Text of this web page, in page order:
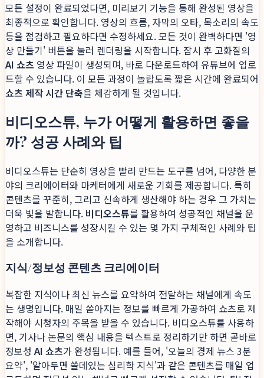
모든 설정이 완료되었다면, 미리보기 기능을 통해 완성된 영상을
최종적으로 확인합니다. 영상의 흐름, 자막의 오타, 목소리의 속도
등을 점검하고 필요하다면 수정하세요. 모든 것이 완벽하다면 '영
상 만들기' 버튼을 눌러 렌더링을 시작합니다. 잠시 후 고화질의
AI 쇼츠 영상 파일이 생성되며, 바로 다운로드하여 유튜브에 업로
드할 수 있습니다. 이 모든 과정이 놀랍도록 짧은 시간에 완료되어
쇼츠 제작 시간 단축을 체감하게 될 것입니다.
비디오스튜, 누가 어떻게 활용하면 좋을
까? 성공 사례와 팁
비디오스튜는 단순히 영상을 빨리 만드는 도구를 넘어, 다양한 분
야의 크리에이터와 마케터에게 새로운 기회를 제공합니다. 특히
콘텐츠를 꾸준히, 그리고 신속하게 생산해야 하는 경우 그 가치는
더욱 빛을 발합니다. 비디오스튜를 활용하여 성공적인 채널을 운
영하고 비즈니스를 성장시킬 수 있는 몇 가지 구체적인 사례와 팁
을 소개합니다.
지식/정보성 콘텐츠 크리에이터
복잡한 지식이나 최신 뉴스를 요약하여 전달하는 채널에게 속도
는 생명입니다. 매일 쏟아지는 정보를 빠르게 가공하여 쇼츠로 제
작해야 시청자의 주목을 받을 수 있습니다. 비디오스튜를 사용하
면, 기사나 논문의 핵심 내용을 텍스트로 정리하기만 하면 곧바로
정보성 AI 쇼츠가 완성됩니다. 예를 들어, '오늘의 경제 뉴스 3분
요약', '알아두면 쓸데있는 심리학 지식'과 같은 콘텐츠를 매일 업